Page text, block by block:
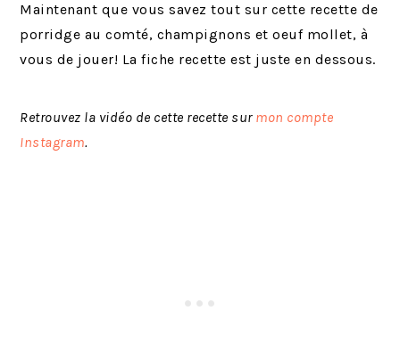
Maintenant que vous savez tout sur cette recette de
porridge au comté, champignons et oeuf mollet, à
vous de jouer! La fiche recette est juste en dessous.
Retrouvez la vidéo de cette recette sur mon compte
Instagram.